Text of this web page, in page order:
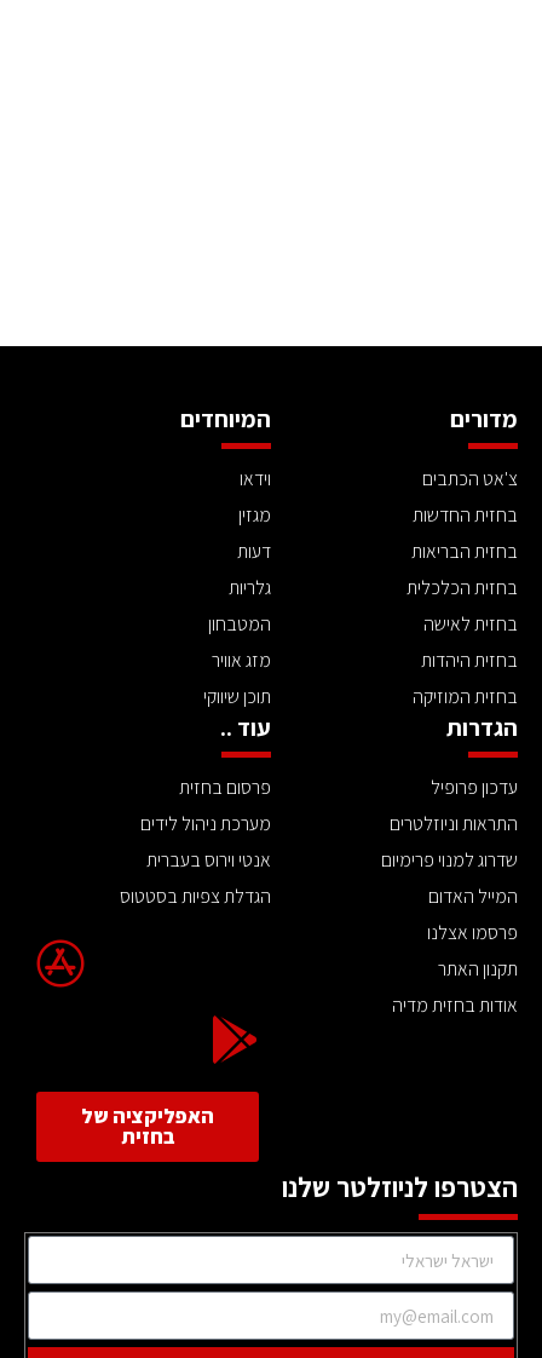
מדורים
צ'אט הכתבים
בחזית החדשות
בחזית הבריאות
בחזית הכלכלית
בחזית לאישה
בחזית היהדות
בחזית המוזיקה
המיוחדים
וידאו
מגזין
דעות
גלריות
המטבחון
מזג אוויר
תוכן שיווקי
הגדרות
עדכון פרופיל
התראות וניוזלטרים
שדרוג למנוי פרימיום
המייל האדום
פרסמו אצלנו
תקנון האתר
אודות בחזית מדיה
עוד ..
פרסום בחזית
מערכת ניהול לידים
אנטי וירוס בעברית
הגדלת צפיות בסטטוס
האפליקציה של
בחזית
הצטרפו לניוזלטר שלנו